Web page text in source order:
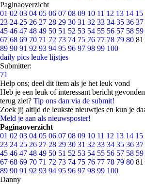
Paginaoverzicht
01 02 03 04 05 06 07 08 09 10 11 12 13 14 15
23 24 25 26 27 28 29 30 31 32 33 34 35 36 37
45 46 47 48 49 50 51 52 53 54 55 56 57 58 59
67 68 69 70 71 72 73 74 75 76 77 78 79 80 81
89 90 91 92 93 94 95 96 97 98 99 100
daily pics leuke lijstjes
Submitter:
71
Help ons; deel dit item als je het leuk vond
Heb je een leuk of interessant bericht
terug ziet? Tip ons dan via de submit!
Zoek jij altijd de leukste nieuwtjes en kun je
Meld je aan als nieuwsposter!
Paginaoverzicht
01 02 03 04 05 06 07 08 09 10 11 12 13 14 15
23 24 25 26 27 28 29 30 31 32 33 34 35 36 37
45 46 47 48 49 50 51 52 53 54 55 56 57 58 59
67 68 69 70 71 72 73 74 75 76 77 78 79 80 81
89 90 91 92 93 94 95 96 97 98 99 100
Danny